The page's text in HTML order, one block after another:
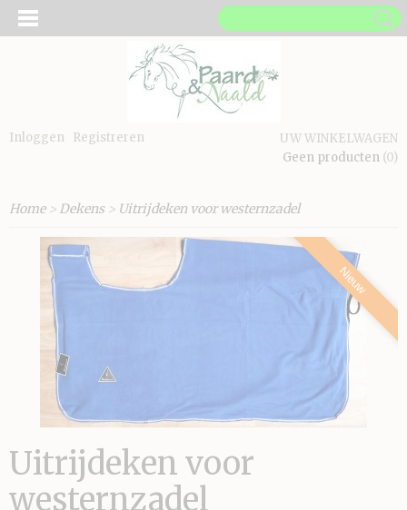
Inloggen Registreren
UW WINKELWAGEN
Geen producten (0)
Home> Dekens> Uitrijdeken voor westernzadel
Nieuw
Uitrijdeken voor
westernzadel